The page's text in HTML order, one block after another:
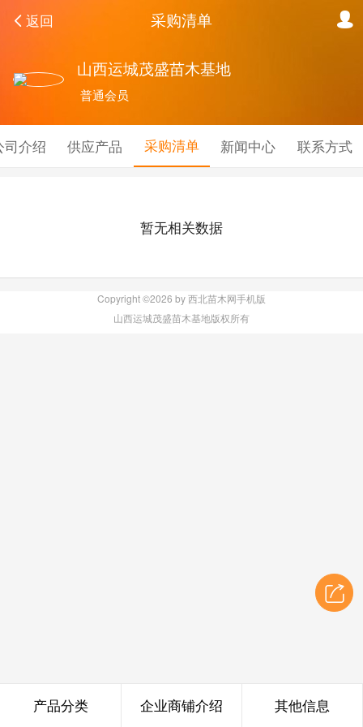
返回 采购清单
山西运城茂盛苗木基地
普通会员
司介绍 供应产品 采购清单 新闻中心 联系方式
暂无相关数据
Copyright ©2026 by 西北苗木网手机版
山西运城茂盛苗木基地版权所有
产品分类 企业商铺介绍 其他信息